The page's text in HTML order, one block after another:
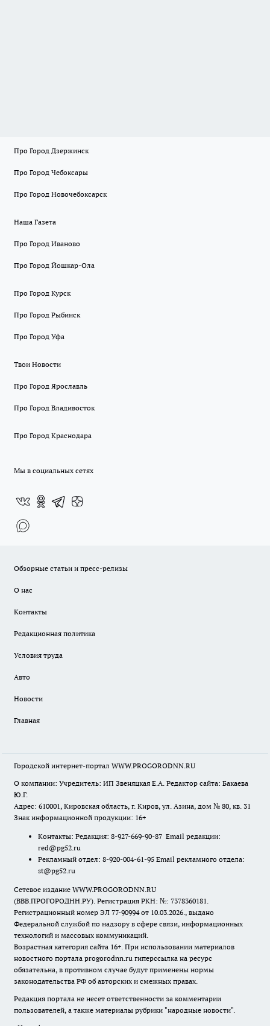
Про Город Дзержинск
Про Город Чебоксары
Про Город Новочебоксарск
Наша Газета
Про Город Иваново
Про Город Йошкар-Ола
Про Город Курск
Про Город Рыбинск
Про Город Уфа
Твои Новости
Про Город Ярославль
Про Город Владивосток
Про Город Краснодара
Мы в социальных сетях
Обзорные статьи и пресс-релизы
О нас
Контакты
Редакционная политика
Условия труда
Авто
Новости
Главная
Городской интернет-портал WWW.PROGORODNN.RU
О компании: Учредитель: ИП Звеняцкая Е.А. Редактор сайта: Бакаева
Ю.Г.
Адрес: 610001, Кировская область, г. Киров, ул. Азина, дом № 80, кв. 31
Знак информационной продукции: 16+
Контакты: Редакция: 8-927-669-90-87 Email редакции:
red@pg52.ru
Рекламный отдел: 8-920-004-61-95 Email рекламного отдела:
st@pg52.ru
Сетевое издание WWW.PROGORODNN.RU
(ВВВ.ПРОГОРОДНН.РУ). Регистрация РКН: №: 7378360181.
Регистрационный номер ЭЛ 77-90994 от 10.03.2026., выдано
Федеральной службой по надзору в сфере связи, информационных
технологий и массовых коммуникаций.
Возрастная категория сайта 16+. При использовании материалов
новостного портала progorodnn.ru гиперссылка на ресурс
обязательна, в противном случае будут применены нормы
законодательства РФ об авторских и смежных правах.
Редакция портала не несет ответственности за комментарии
пользователей, а также материалы рубрики "народные новости".